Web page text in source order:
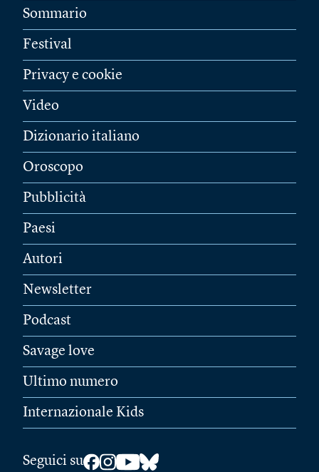
Sommario
Festival
Privacy e cookie
Video
Dizionario italiano
Oroscopo
Pubblicità
Paesi
Autori
Newsletter
Podcast
Savage love
Ultimo numero
Internazionale Kids
Seguici su